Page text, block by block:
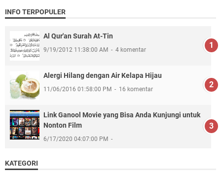
INFO TERPOPULER
Al Qur'an Surah At-Tin
9/19/2012 11:38:00 AM 4 komentar
Alergi Hilang dengan Air Kelapa Hijau
11/06/2016 01:58:00 PM 16 komentar
Link Ganool Movie yang Bisa Anda Kunjungi untuk
Nonton Film
6/17/2020 04:07:00 PM
KATEGORI